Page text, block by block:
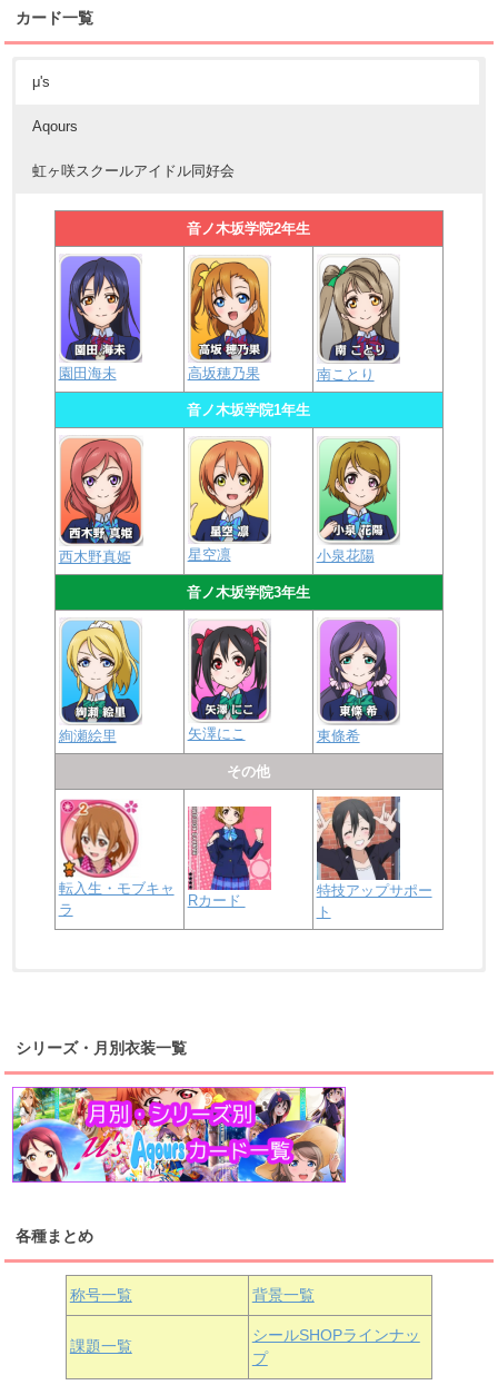
カード一覧
μ's
Aqours
虹ヶ咲スクールアイドル同好会
音ノ木坂学院2年生
園田海未 高坂穂乃果 南ことり
音ノ木坂学院1年生
西木野真姫 星空凛 小泉花陽
音ノ木坂学院3年生
絢瀬絵里 矢澤にこ 東條希
その他
転入生・モブキャ
ラ
Rカード
特技アップサポー
ト
桜内梨子 高海千歌 渡辺曜
浦の星女学院1年生
津島善子 黒澤ルビィ
浦の星女学院3年生
上原歩夢 宮下愛 優木せつ菜
虹ヶ咲学園1年生
中須かすみ 天王寺璃奈
シリーズ・月別衣装一覧
各種まとめ
称号一覧 背景一覧
課題一覧
シールSHOPラインナッ
プ